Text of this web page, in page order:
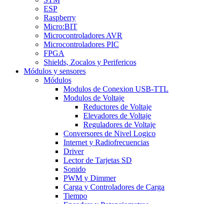
ESP
Raspberry
Micro:BIT
Microcontroladores AVR
Microcontroladores PIC
FPGA
Shields, Zocalos y Perifericos
Módulos y sensores
Módulos
Modulos de Conexion USB-TTL
Modulos de Voltaje
Reductores de Voltaje
Elevadores de Voltaje
Reguladores de Voltaje
Conversores de Nivel Logico
Internet y Radiofrecuencias
Driver
Lector de Tarjetas SD
Sonido
PWM y Dimmer
Carga y Controladores de Carga
Tiempo